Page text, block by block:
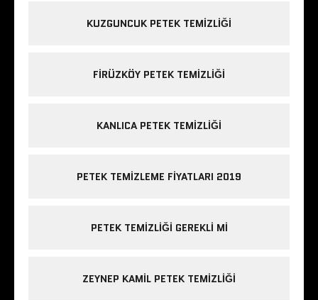
KUZGUNCUK PETEK TEMIZLIĞI
FIRÜZKÖY PETEK TEMIZLIĞI
KANLICA PETEK TEMIZLIĞI
PETEK TEMIZLEME FIYATLARI 2019
PETEK TEMIZLIĞI GEREKLI MI
ZEYNEP KAMIL PETEK TEMIZLIĞI